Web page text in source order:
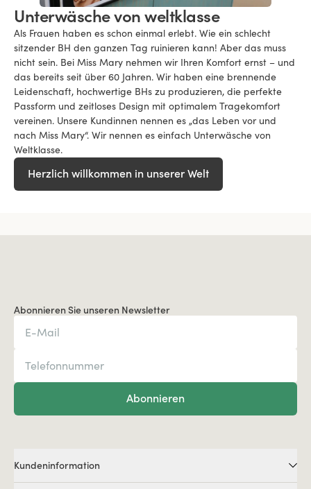
Unterwäsche von weltklasse
Als Frauen haben es schon einmal erlebt. Wie ein schlecht
sitzender BH den ganzen Tag ruinieren kann! Aber das muss
nicht sein. Bei Miss Mary nehmen wir Ihren Komfort ernst – und
das bereits seit über 60 Jahren. Wir haben eine brennende
Leidenschaft, hochwertige BHs zu produzieren, die perfekte
Passform und zeitloses Design mit optimalem Tragekomfort
vereinen. Unsere Kundinnen nennen es „das Leben vor und
nach Miss Mary“. Wir nennen es einfach Unterwäsche von
Weltklasse.
Herzlich willkommen in unserer Welt
Abonnieren Sie unseren Newsletter
Abonnieren
Kundeninformation